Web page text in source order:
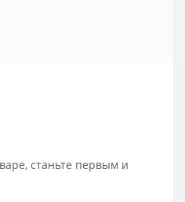
станьте первым и